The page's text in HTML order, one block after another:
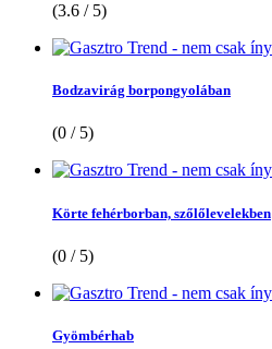
(3.6 / 5)
Bodzavirág borpongyolában
(0 / 5)
Körte fehérborban, szőlőlevelekben
(0 / 5)
Gyömbérhab